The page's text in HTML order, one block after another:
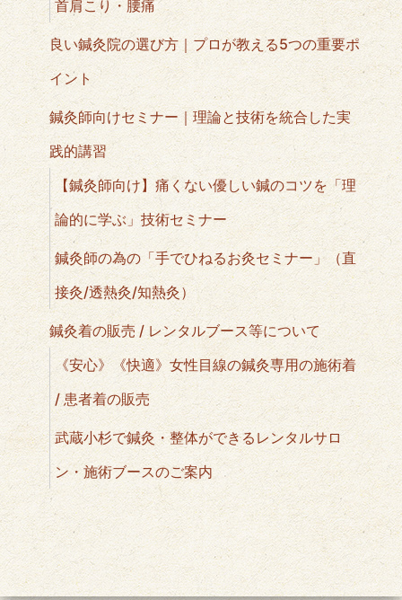
首肩こり・腰痛
良い鍼灸院の選び方｜プロが教える5つの重要ポ
イント
鍼灸師向けセミナー｜理論と技術を統合した実
践的講習
【鍼灸師向け】痛くない優しい鍼のコツを「理
論的に学ぶ」技術セミナー
鍼灸師の為の「手でひねるお灸セミナー」（直
接灸/透熱灸/知熱灸）
鍼灸着の販売 / レンタルブース等について
《安心》《快適》女性目線の鍼灸専用の施術着
/ 患者着の販売
武蔵小杉で鍼灸・整体ができるレンタルサロ
ン・施術ブースのご案内